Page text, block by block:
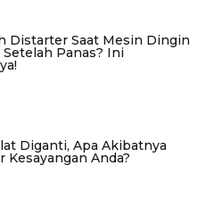
Distarter Saat Mesin Dingin
Panas? Ini
Diganti, Apa Akibatnya
Anda?